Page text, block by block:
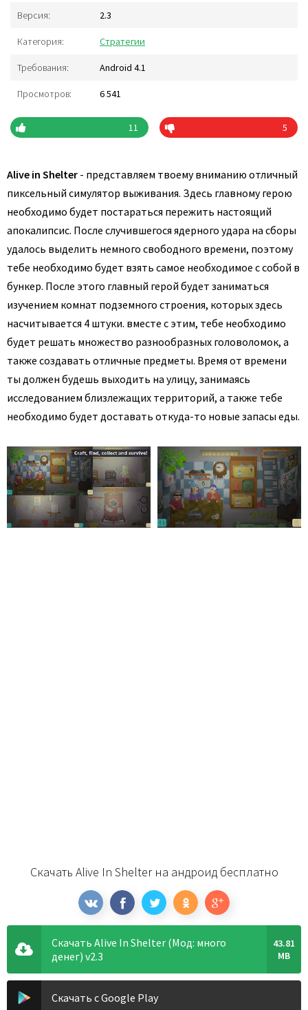
Версия: 2.3
Категория: Стратегии
Требования: Android 4.1
Просмотров: 6 541
11 5
Alive in Shelter - представляем твоему вниманию отличный
пиксельный симулятор выживания. Здесь главному герою
необходимо будет постараться пережить настоящий
апокалипсис. После случившегося ядерного удара на сборы
удалось выделить немного свободного времени, поэтому
тебе необходимо будет взять самое необходимое с собой в
бункер. После этого главный герой будет заниматься
изучением комнат подземного строения, которых здесь
насчитывается 4 штуки. вместе с этим, тебе необходимо
будет решать множество разнообразных головоломок, а
также создавать отличные предметы. Время от времени
ты должен будешь выходить на улицу, занимаясь
исследованием близлежащих территорий, а также тебе
необходимо будет доставать откуда-то новые запасы еды.
Скачать Alive In Shelter на андроид бесплатно
Скачать Alive In Shelter (Мод: много
денег) v2.3
43.81
MB
Скачать с Google Play